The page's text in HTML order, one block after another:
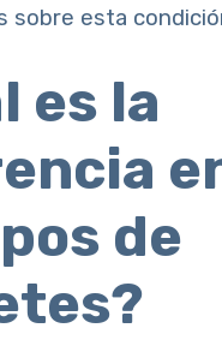
sobre esta
es la
de